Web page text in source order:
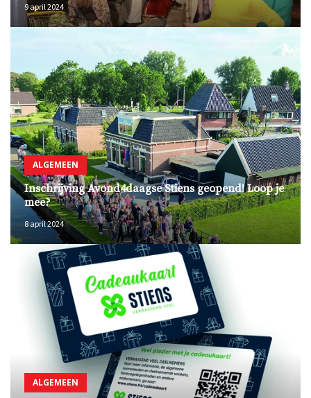
9 april 2024
ALGEMEEN
Inschrijving Avond4daagse Stiens geopend! Loop je
mee?
8 april 2024
ALGEMEEN